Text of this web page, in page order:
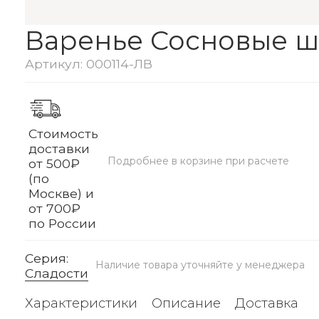
Варенье Сосновые
Артикул: 000114-ЛВ
Стоимость
доставки
от 500₽
(по
Москве) и
от 700₽
по России
Подробнее в корзине при расчете
Серия:
Сладости
Наличие товара уточняйте у менеджера
Характеристики Описание Доставка